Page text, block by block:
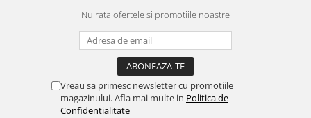
Nu rata ofertele si promotiile noastre
Vreau sa primesc newsletter cu promotiile
magazinului. Afla mai multe in Politica de
Confidentialitate